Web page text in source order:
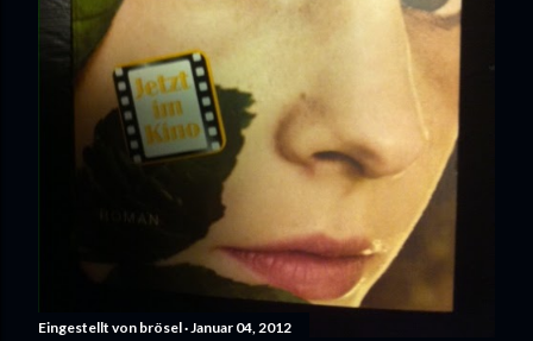
Eingestellt von brösel Januar 04, 2012